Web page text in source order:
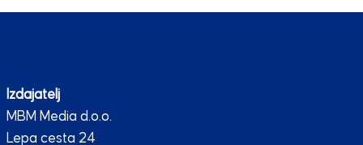
Izdajatelj
MBM Media d.o.o.
Lepa cesta 24